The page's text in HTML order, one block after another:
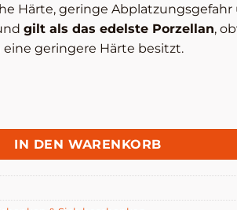
Härte, geringe Abplatzungsgefahr
gilt als das edelste Porzellan,
geringere Härte besitzt.
Porzellan Menge
IN DEN WARENKORB